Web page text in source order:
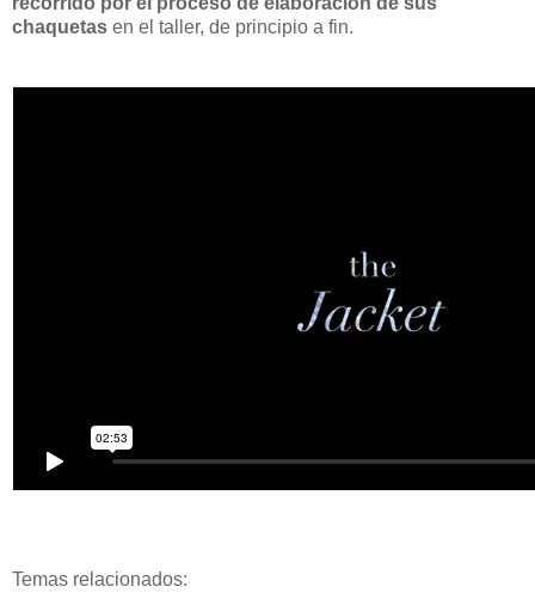
chaquetas en el taller, de principio a fin.
Temas relacionados: